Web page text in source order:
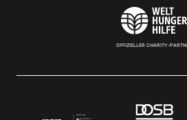
OFFIZIELLER CHARITY-